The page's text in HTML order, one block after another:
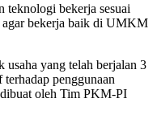
teknologi bekerja sesuai
agar bekerja baik di UMKM
yang telah berjalan 3
penggunaan
oleh Tim PKM-PI